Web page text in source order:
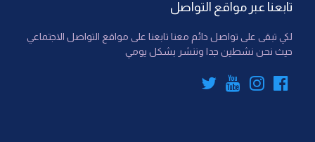
تابعنا عبر مواقع التواصل
لكي تبقى على تواصل دائم معنا تابعنا على مواقع التواصل الاجتماعي
حيث نحن نشطين جدا وننشر بشكل يومي